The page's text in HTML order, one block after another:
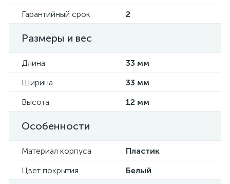
Гарантийный срок
2
Размеры и вес
Длина
33 мм
Ширина
33 мм
Высота
12 мм
Особенности
Материал корпуса
Пластик
Цвет покрытия
Белый